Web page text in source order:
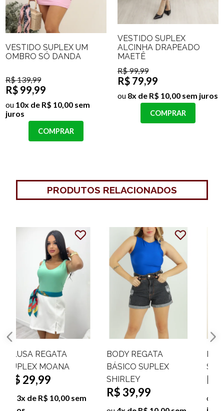
VESTIDO SUPLEX UM
OMBRO SÓ DANDA
R$ 139,99
R$ 99,99
ou 10x de R$ 10,00 sem
juros
COMPRAR
VESTIDO SUPLEX
ALCINHA DRAPEADO
MAETÊ
R$ 99,99
R$ 79,99
ou 8x de R$ 10,00 sem juros
COMPRAR
PRODUTOS RELACIONADOS
BODY REGATA
SUPLEX NEUZA
R$ 39,99
ou4x de R$ 10,00 sem
BODY SUPLEX
AMARRAÇÃO
DETALHE FRONTAL
JULIA
R$ 39,99